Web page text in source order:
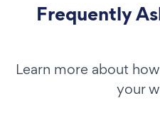
Frequently
Learn more about
your